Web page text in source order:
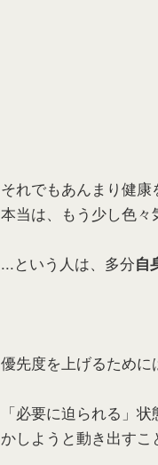
それでもあんまり健康
本当は、もう少し色々
...という人は、多分自
優先度を上げるために
「必要に迫られる」
かしようと動き出すこ